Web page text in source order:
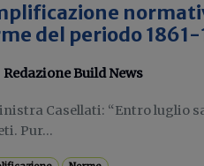
del periodo
Redazione Build News
Casellati: “Entro luglio
Pur...